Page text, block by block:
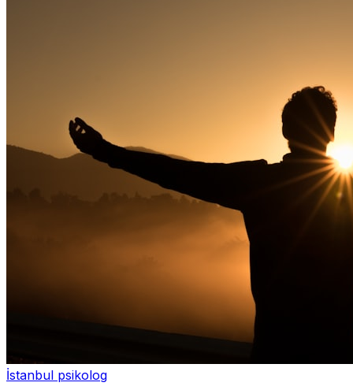
İstanbul psikolog